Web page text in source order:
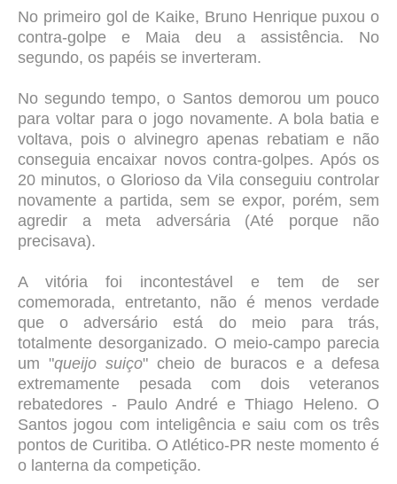
No primeiro gol de Kaike, Bruno Henrique puxou o
contra-golpe e Maia deu a assistência. No
segundo, os papéis se inverteram.
No segundo tempo, o Santos demorou um pouco
para voltar para o jogo novamente. A bola batia e
voltava, pois o alvinegro apenas rebatiam e não
conseguia encaixar novos contra-golpes. Após os
20 minutos, o Glorioso da Vila conseguiu controlar
novamente a partida, sem se expor, porém, sem
agredir a meta adversária (Até porque não
precisava).
A vitória foi incontestável e tem de ser
comemorada, entretanto, não é menos verdade
que o adversário está do meio para trás,
totalmente desorganizado. O meio-campo parecia
um "queijo suiço" cheio de buracos e a defesa
extremamente pesada com dois veteranos
rebatedores - Paulo André e Thiago Heleno. O
Santos jogou com inteligência e saiu com os três
pontos de Curitiba. O Atlético-PR neste momento é
o lanterna da competição.